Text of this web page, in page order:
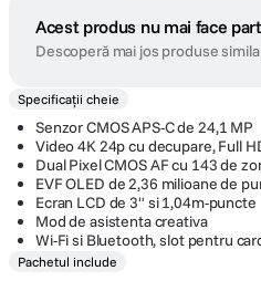
Acest produs nu mai face
Descoperă mai jos produse
Specificații cheie
Senzor CMOS APS-C de 24,1 MP
Video 4K 24p cu decupare, Full
Dual Pixel CMOS AF cu 143 de
EVF OLED de 2,36 milioane de
Ecran LCD de 3" si 1,04m-puncte
Mod de asistenta creativa
Wi-Fi si Bluetooth, slot pentru
Pachetul include